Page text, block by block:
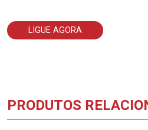
LIGUE AGORA
PRODUTOS